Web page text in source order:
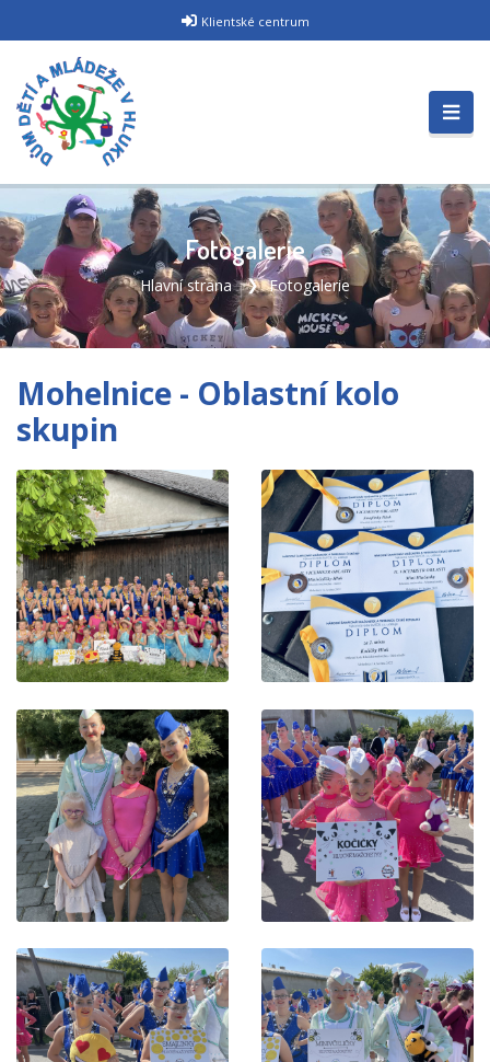
Klientské centrum
Fotogalerie
Hlavní strana Fotogalerie
Mohelnice - Oblastní kolo
skupin